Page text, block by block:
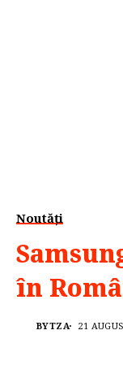
Noutăți
în
BYTZA 21